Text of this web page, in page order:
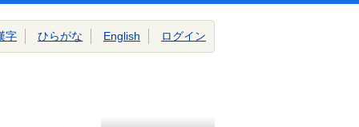
字 ひらがな English ログイン